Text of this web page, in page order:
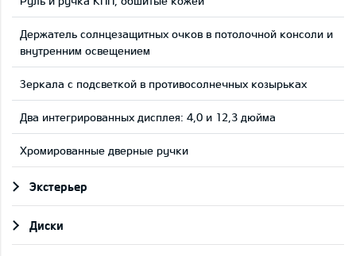
Держатель солнцезащитных очков в потолочной консоли и
внутренним освещением
Зеркала с подсветкой в противосолнечных козырьках
Два интегрированных дисплея: 4,0 и 12,3 дюйма
Хромированные дверные ручки
Экстерьер
Диски